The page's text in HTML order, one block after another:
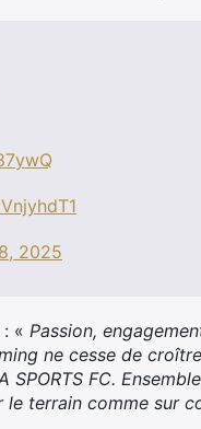
2025
« Passion,
ne cesse de
FC.
terrain comme sur